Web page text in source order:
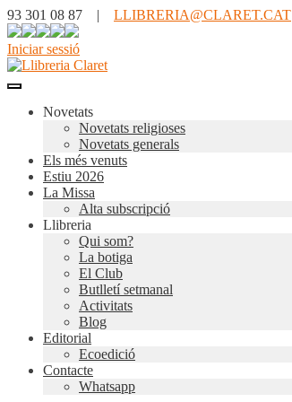
93 301 08 87 | LLIBRERIA@CLARET.CAT
Iniciar sessió
Novetats
Novetats religioses
Novetats generals
Els més venuts
Estiu 2026
La Missa
Alta subscripció
Llibreria
Qui som?
La botiga
El Club
Butlletí setmanal
Activitats
Blog
Editorial
Ecoedició
Contacte
Whatsapp